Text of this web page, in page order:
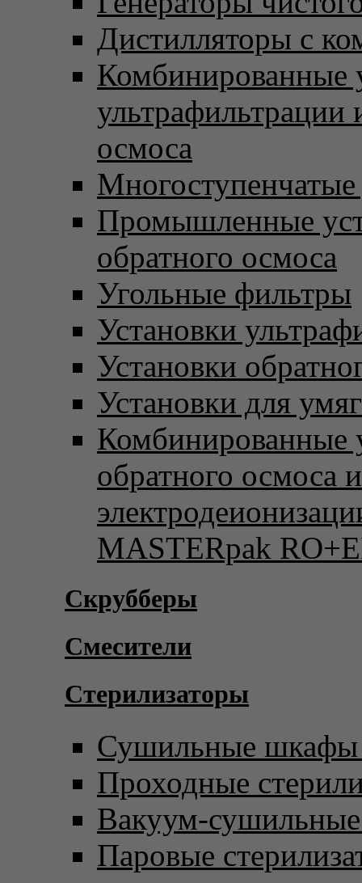
Дистилляторы с
Комбинированные
ультрафильтрации
осмоса
Промышленные
обратного осмоса
Угольные фильтры
Установки
Установки
Установки для
Комбинированные
обратного осмоса и
MASTERpak
Скрубберы
Смесители
Стерилизаторы
Сушильные шкафы
Проходные
Вакуум-
Паровые